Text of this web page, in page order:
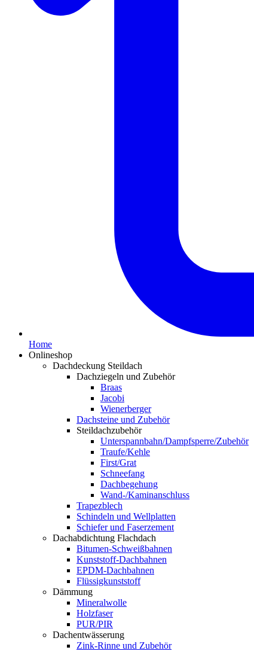
Home
Onlineshop
Dachdeckung Steildach
Dachziegeln und Zubehör
Braas
Jacobi
Wienerberger
Dachsteine und Zubehör
Steildachzubehör
Unterspannbahn/Dampfsperre/Zubehör
Traufe/Kehle
First/Grat
Schneefang
Dachbegehung
Wand-/Kaminanschluss
Trapezblech
Schindeln und Wellplatten
Schiefer und Faserzement
Dachabdichtung Flachdach
Bitumen-Schweißbahnen
Kunststoff-Dachbahnen
EPDM-Dachbahnen
Flüssigkunststoff
Dämmung
Mineralwolle
Holzfaser
PUR/PIR
Dachentwässerung
Zink-Rinne und Zubehör